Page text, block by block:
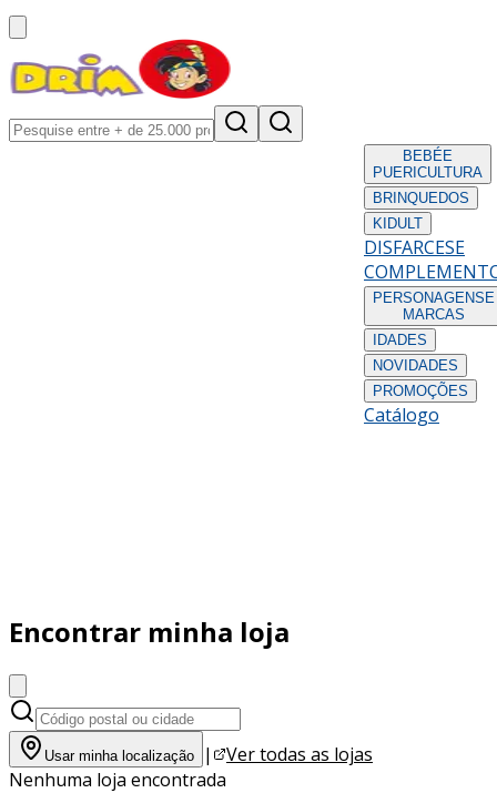
BEBÉE
PUERICULTURA
BRINQUEDOS
KIDULT
DISFARCESE
PERSONAGENS E
MARCAS
IDADES
NOVIDADES
PROMOÇÕES
Catálogo
Encontrar minha loja
Usar minha localização |
Ver todas as lojas
Nenhuma loja encontrada